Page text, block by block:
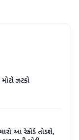
ઝટકો
આ રેકોર્ડ તોડશે,